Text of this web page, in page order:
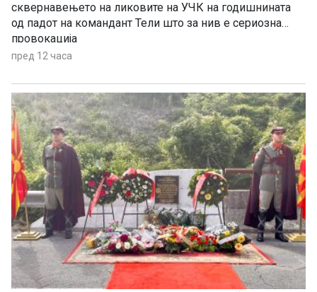
сквернавењето на ликовите на УЧК на годишнината
од падот на командант Тели што за нив е сериозна
провокација
пред 12 часа